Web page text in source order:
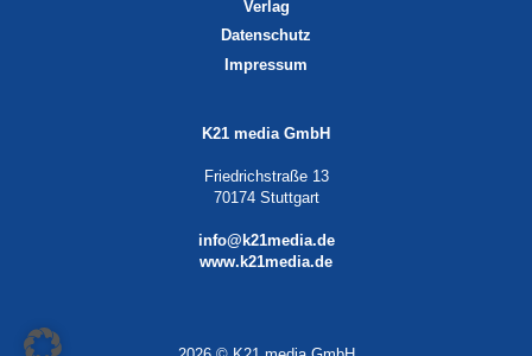
Verlag
Datenschutz
Impressum
K21 media GmbH
Friedrichstraße 13
70174 Stuttgart
info@k21media.de
www.k21media.de